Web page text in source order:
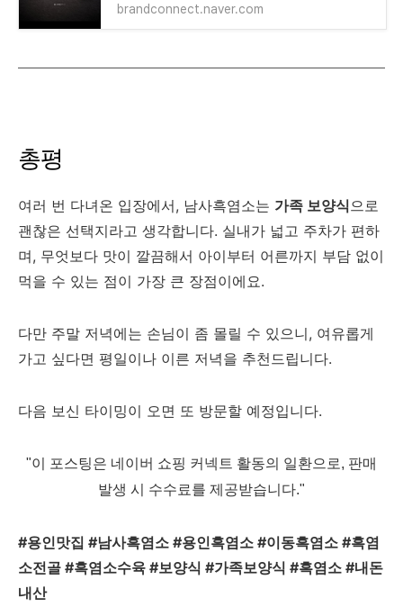
brandconnect.naver.com
총평
여러 번 다녀온 입장에서, 남사흑염소는 가족 보양식으로
괜찮은 선택지라고 생각합니다. 실내가 넓고 주차가 편하
며, 무엇보다 맛이 깔끔해서 아이부터 어른까지 부담 없이
먹을 수 있는 점이 가장 큰 장점이에요.
다만 주말 저녁에는 손님이 좀 몰릴 수 있으니, 여유롭게
가고 싶다면 평일이나 이른 저녁을 추천드립니다.
다음 보신 타이밍이 오면 또 방문할 예정입니다.
"이 포스팅은 네이버 쇼핑 커넥트 활동의 일환으로, 판매
발생 시 수수료를 제공받습니다."
#용인맛집 #남사흑염소 #용인흑염소 #이동흑염소 #흑염
소전골 #흑염소수육 #보양식 #가족보양식 #흑염소 #내돈
내산